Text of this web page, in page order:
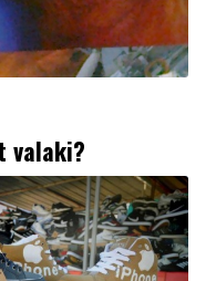
valaki?